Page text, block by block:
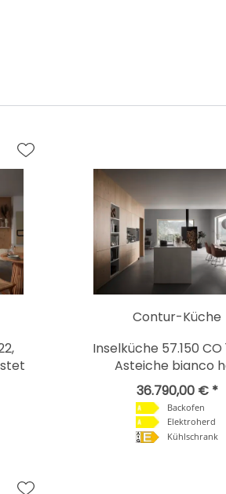
Contur-Küche
Inselküche 57.150 CO
Asteiche bianco
36.790,00 € *
Backofen
Elektroherd
Kühlschrank